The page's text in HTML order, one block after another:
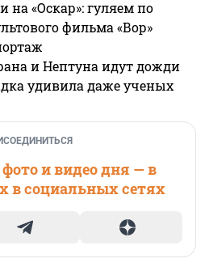
на «Оскар»: гуляем по
фильма «Вор»
и Нептуна идут дожди
удивила даже ученых
и видео дня — в
в социальных сетях